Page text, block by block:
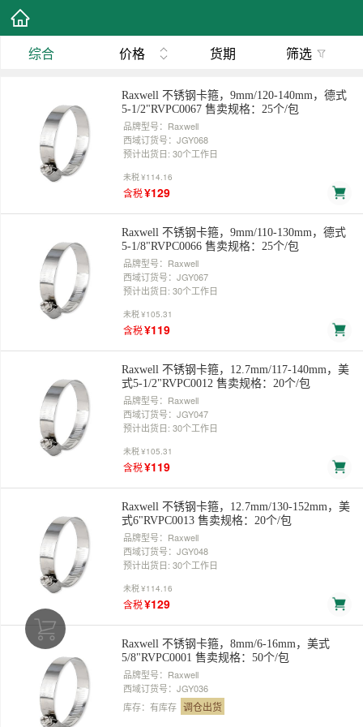
综合 价格 货期 筛选
Raxwell 不锈钢卡箍，9mm/120-140mm，德式
5-1/2"RVPC0067 售卖规格：25个/包
品牌型号：Raxwell
西域订货号：JGY068
预计出货日: 30个工作日
未税¥114.16
含税¥129
Raxwell 不锈钢卡箍，9mm/110-130mm，德式
5-1/8"RVPC0066 售卖规格：25个/包
品牌型号：Raxwell
西域订货号：JGY067
预计出货日: 30个工作日
未税¥105.31
含税¥119
Raxwell 不锈钢卡箍，12.7mm/117-140mm，美
式5-1/2"RVPC0012 售卖规格：20个/包
品牌型号：Raxwell
西域订货号：JGY047
预计出货日: 30个工作日
未税¥105.31
含税¥119
Raxwell 不锈钢卡箍，12.7mm/130-152mm，美
式6"RVPC0013 售卖规格：20个/包
品牌型号：Raxwell
西域订货号：JGY048
预计出货日: 30个工作日
未税¥114.16
含税¥129
Raxwell 不锈钢卡箍，8mm/6-16mm，美式
5/8"RVPC0001 售卖规格：50个/包
品牌型号：Raxwell
西域订货号：JGY036
库存：有库存 调仓出货